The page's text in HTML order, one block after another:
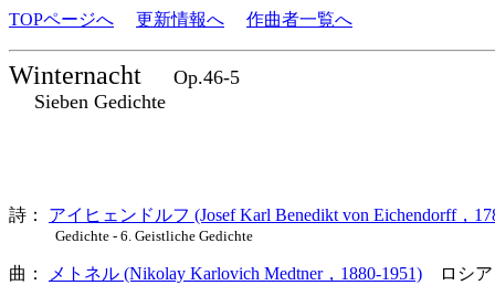
TOPページへ 更新情報へ 作曲者一覧へ
Winternacht
Op.46-5
Sieben Gedichte
詩： アイヒェンドルフ (Josef Karl Benedikt von Eichendorff，
Gedichte - 6. Geistliche Gedichte
曲： メトネル (Nikolay Karlovich Medtner，1880-1951) ロシ